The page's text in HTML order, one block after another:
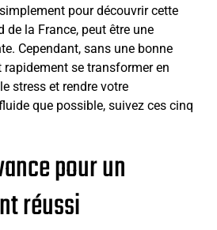
pour découvrir cette
la France, peut être une
Cependant, sans une bonne
se transformer en
stress et rendre votre
que possible, suivez ces cinq
pour un
réussi